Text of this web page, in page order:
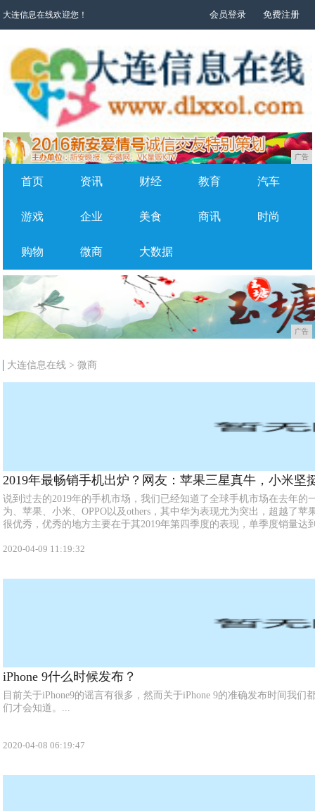
大连信息在线欢迎您！ 会员登录 免费注册
广告
首页 资讯 财经 教育 汽车
游戏 企业 美食 商讯 时尚
购物 微商 大数据
广告
大连信息在线 >微商
2019年最畅销手机出炉？网友：苹果三星真牛，小米坚
说到过去的2019年的手机市场，我们已经知道了全球手机市场在去年的
为、苹果、小米、OPPO以及others，其中华为表现尤为突出，超越了
很优秀，优秀的地方主要在于其2019年第四季度的表现，单季度销量达
2020-04-09 11:19:32
iPhone 9什么时候发布？
目前关于iPhone9的谣言有很多，然而关于iPhone 9的准确发布时间我们
们才会知道。...
2020-04-08 06:19:47